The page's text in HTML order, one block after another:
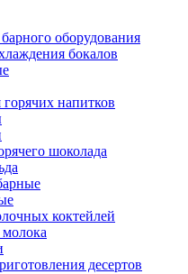
оборудования
бокалов
напитков
шоколада
коктейлей
десертов